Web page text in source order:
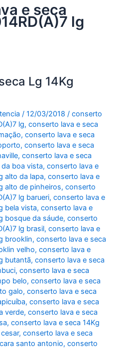
e seca
lg
Lg 14Kg
/12/03/2018 /conserto
lg,conserto lava e seca
,conserto lava e seca
,conserto lava e seca
,conserto lava e seca
da boa vista,conserto lava e
alto da lapa,conserto lava e
alto de pinheiros,conserto
lg barueri,conserto lava e
bela vista,conserto lava e
bosque da sáude,conserto
lg brasil,conserto lava e
brooklin,conserto lava e seca
velho,conserto lava e
butantã,conserto lava e seca
,conserto lava e seca
belo,conserto lava e seca
galo,conserto lava e seca
,conserto lava e seca
verde,conserto lava e seca
,conserto lava e seca 14Kg
,conserto lava e seca
santo antonio,conserto